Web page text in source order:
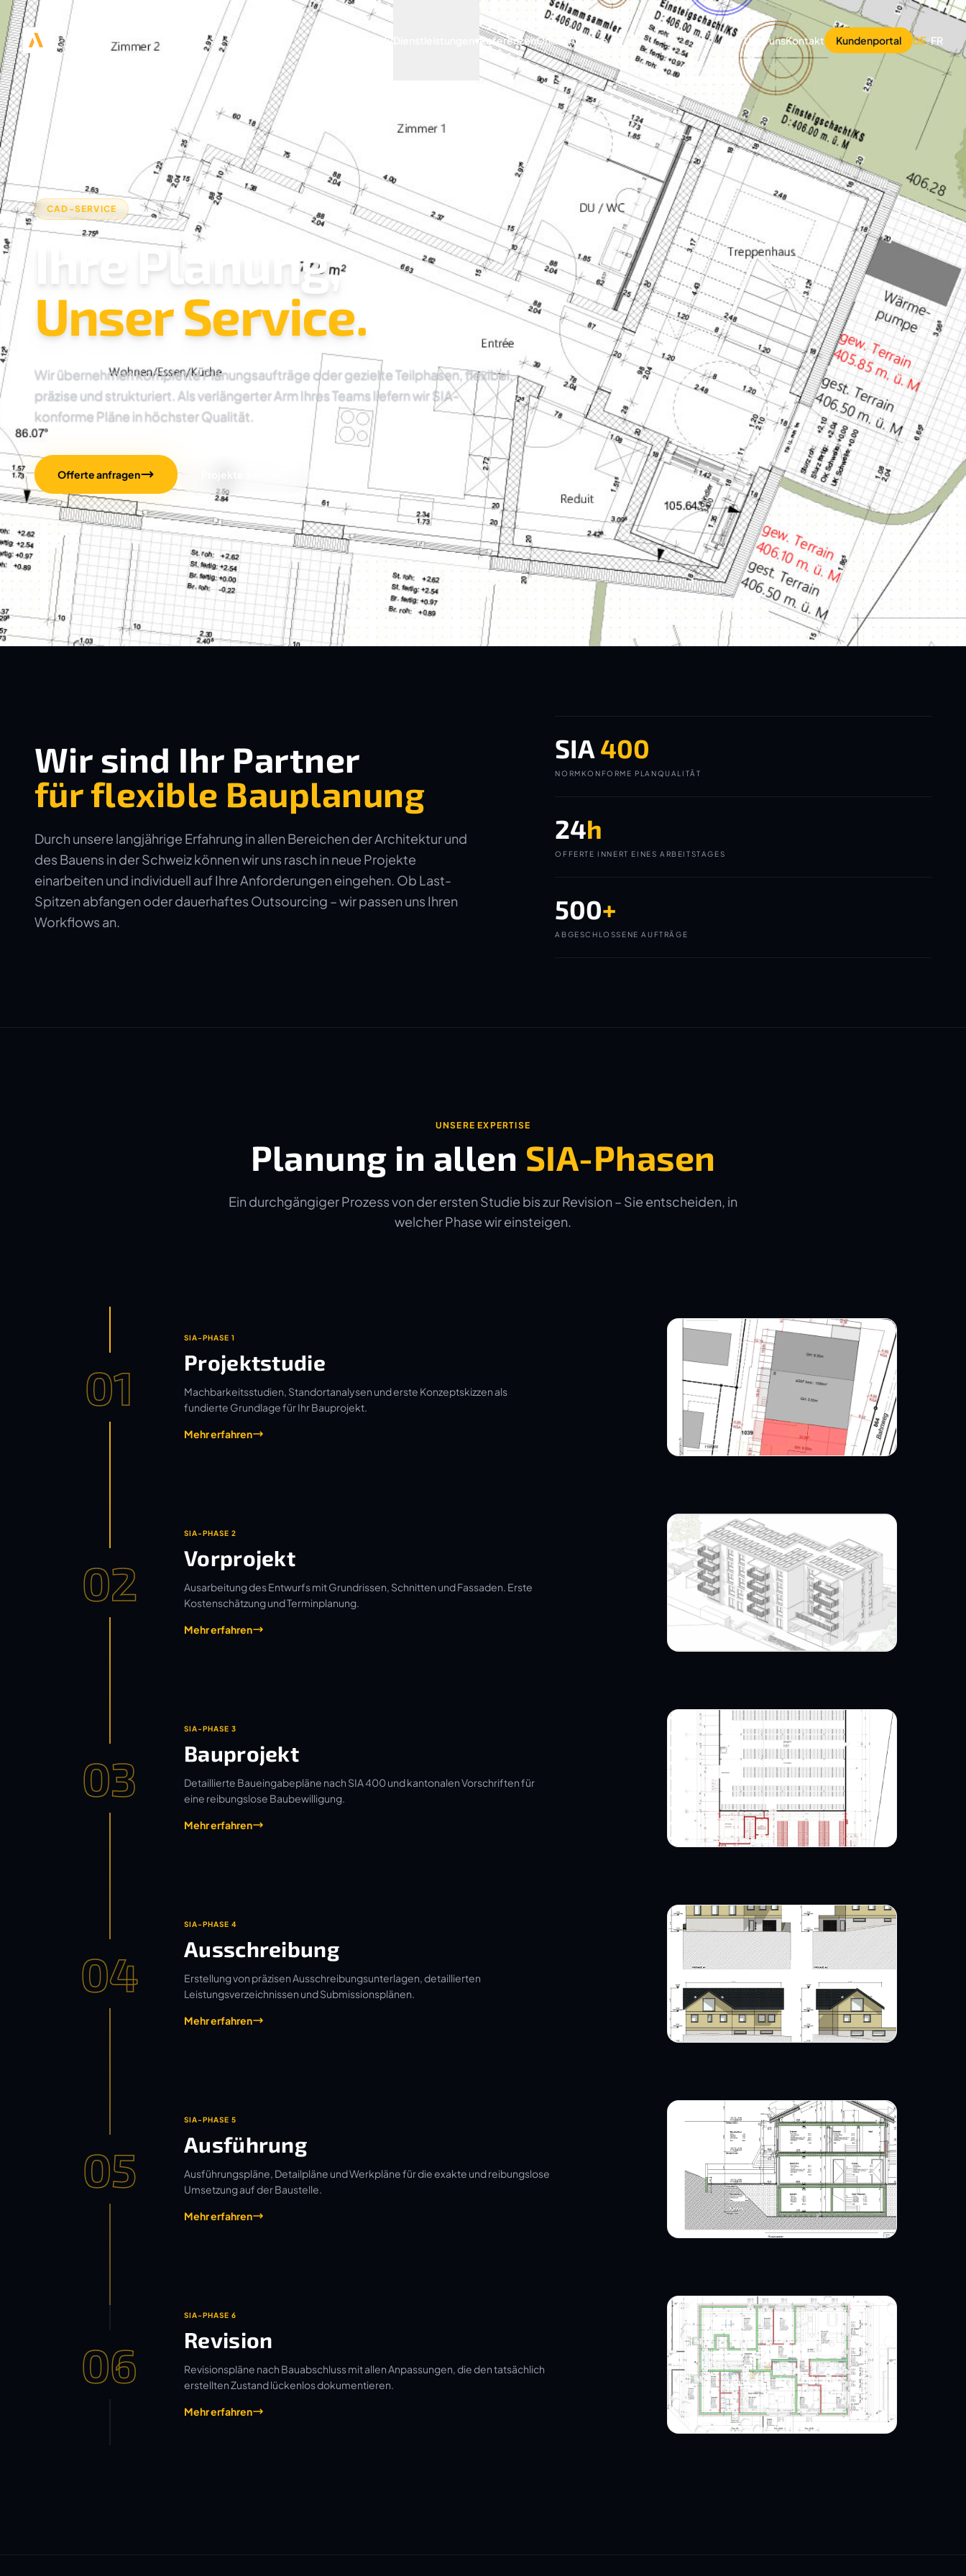
ArchifyDienstleistungen ReferenzenOnline Anfrage Über unsKontakt Kundenportal DE/FR
CAD-SERVICE
Ihre Planung,
Unser Service.
Wir übernehmen komplette Planungsaufträge oder gezielte Teilphasen, flexibel,
präzise und strukturiert. Als verlängerter Arm Ihres Teams liefern wir SIA-
konforme Pläne in höchster Qualität.
Offerte anfragen
Wir sind Ihr Partner
für flexible Bauplanung
Durch unsere langjährige Erfahrung in allen Bereichen der Architektur und
des Bauens in der Schweiz können wir uns rasch in neue Projekte
einarbeiten und individuell auf Ihre Anforderungen eingehen. Ob Last-
Spitzen abfangen oder dauerhaftes Outsourcing – wir passen uns Ihren
Workflows an.
SIA 400
NORMKONFORME PLANQUALITÄT
24h
OFFERTE INNERT EINES ARBEITSTAGES
500+
ABGESCHLOSSENE AUFTRÄGE
UNSERE EXPERTISE
Planung in allen SIA-Phasen
Ein durchgängiger Prozess von der ersten Studie bis zur Revision – Sie entscheiden, in
welcher Phase wir einsteigen.
01
SIA-PHASE 1
Projektstudie
Machbarkeitsstudien, Standortanalysen und erste Konzeptskizzen als
fundierte Grundlage für Ihr Bauprojekt.
Mehr erfahren
02
SIA-PHASE 2
Vorprojekt
Ausarbeitung des Entwurfs mit Grundrissen, Schnitten und Fassaden. Erste
Kostenschätzung und Terminplanung.
Mehr erfahren
03
SIA-PHASE 3
Bauprojekt
Detaillierte Baueingabepläne nach SIA 400 und kantonalen Vorschriften für
eine reibungslose Baubewilligung.
Mehr erfahren
04
SIA-PHASE 4
Ausschreibung
Erstellung von präzisen Ausschreibungsunterlagen, detaillierten
Leistungsverzeichnissen und Submissionsplänen.
Mehr erfahren
05
SIA-PHASE 5
Ausführung
Ausführungspläne, Detailpläne und Werkpläne für die exakte und reibungslose
Umsetzung auf der Baustelle.
Mehr erfahren
06
SIA-PHASE 6
Revision
Revisionspläne nach Bauabschluss mit allen Anpassungen, die den tatsächlich
erstellten Zustand lückenlos dokumentieren.
Mehr erfahren